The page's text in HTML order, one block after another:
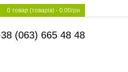
0 товар (товарів) - 0.00грн
(063) 665 48 48